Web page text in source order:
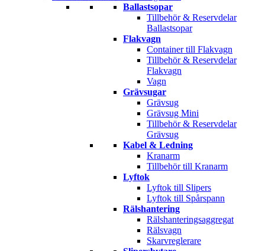
Ballastsopar
Tillbehör & Reservdelar
Ballastsopar
Flakvagn
Container till Flakvagn
Tillbehör & Reservdelar
Flakvagn
Vagn
Grävsugar
Grävsug
Grävsug Mini
Tillbehör & Reservdelar
Grävsug
Kabel & Ledning
Kranarm
Tillbehör till Kranarm
Lyftok
Lyftok till Slipers
Lyftok till Spårspann
Rälshantering
Rälshanteringsaggregat
Rälsvagn
Skarvreglerare